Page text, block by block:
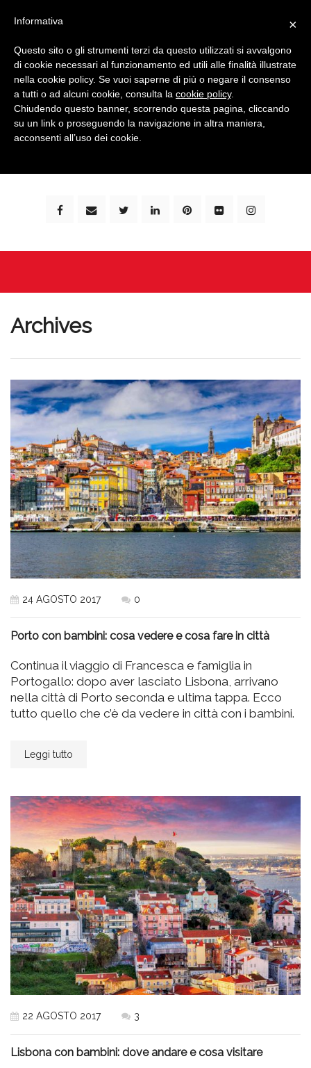
bimbi e viaggi - family travel blog: community #1 in
Archives
24 AGOSTO 2017 0
Porto con bambini: cosa vedere e cosa fare in città
Continua il viaggio di Francesca e famiglia in
Portogallo: dopo aver lasciato Lisbona, arrivano
nella città di Porto seconda e ultima tappa. Ecco
tutto quello che c’è da vedere in città con i bambini.
Leggi tutto
22 AGOSTO 2017 3
Lisbona con bambini: dove andare e cosa visitare
×
Informativa
Questo sito o gli strumenti terzi da questo utilizzati si avvalgono
di cookie necessari al funzionamento ed utili alle finalità illustrate
nella cookie policy. Se vuoi saperne di più o negare il consenso
a tutti o ad alcuni cookie, consulta la cookie policy.
Chiudendo questo banner, scorrendo questa pagina, cliccando
su un link o proseguendo la navigazione in altra maniera,
acconsenti all’uso dei cookie.